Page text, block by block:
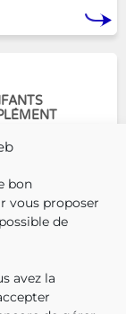
bon
vous proposer
de
avez la